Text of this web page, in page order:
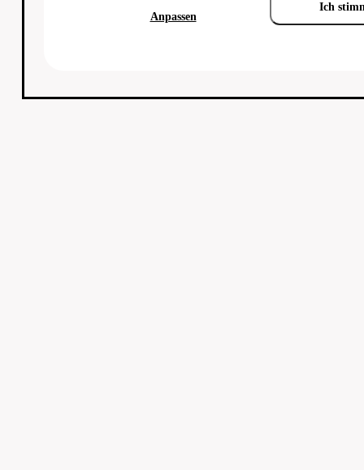
Anpassen
Ich